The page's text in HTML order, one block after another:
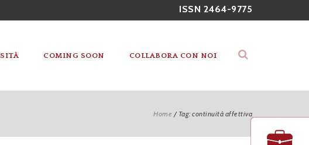
ISSN 2464-9775
COMING SOON COLLABORA CON NOI
Home / Tag: continuità affettiva